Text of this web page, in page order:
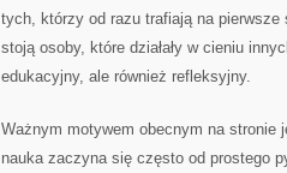
tych, którzy od razu trafiają na
stoją osoby, które działały w cieniu
edukacyjny, ale również refleksyjny.
Ważnym motywem obecnym na stronie
nauka zaczyna się często od prostego